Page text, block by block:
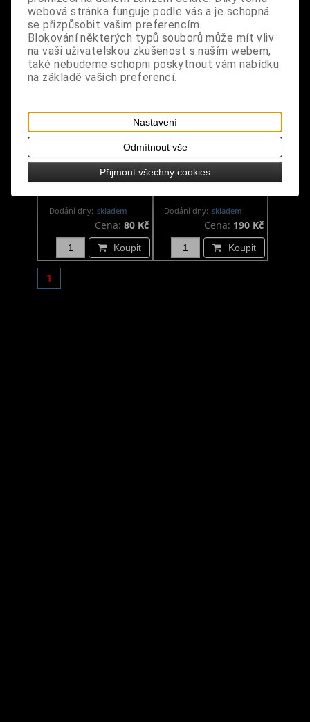
NOVINKA
Uhlíky na vykuřování -
Charcoal 10 ks (1
Dodání dny: skladem
Cena: 80 Kč
Koupit
Kleště na uhlíky s
pentagramem
Dodání dny: skladem
Cena: 190 Kč
Koupit
1
webová stránka funguje podle vás a je schopná
se přizpůsobit vašim preferencím.
Blokování některých typů souborů může mít vliv
na vaši uživatelskou zkušenost s naším webem,
také nebudeme schopni poskytnout vám nabídku
na základě vašich preferencí.
Nastavení
Odmítnout vše
Přijmout všechny cookies